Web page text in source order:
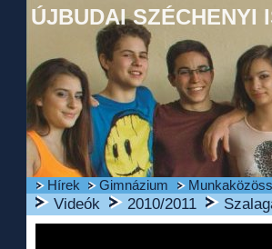
ÚJBUDAI SZÉCHENYI
Hírek Gimnázium
Videók 2010/2011